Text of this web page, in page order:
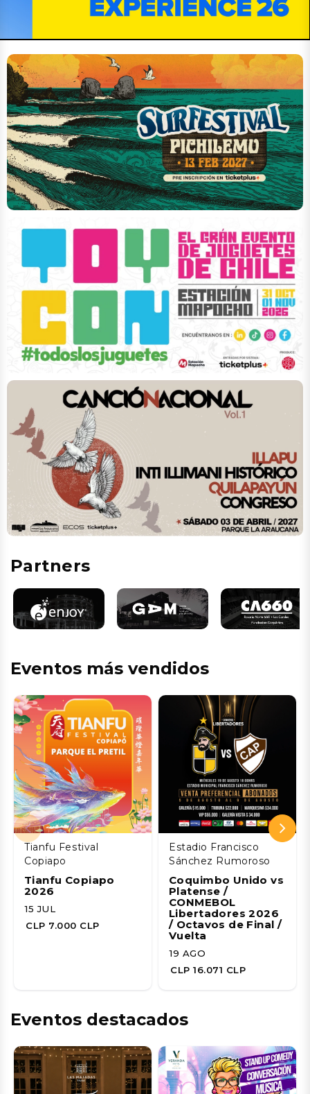
Partners
Eventos más vendidos
Tianfu Festival
Copiapo
Tianfu Copiapo
2026
15 JUL
CLP 7.000 CLP
Estadio Francisco
Sánchez Rumoroso
Coquimbo Unido vs
Platense /
CONMEBOL
Libertadores 2026
/ Octavos de Final /
Vuelta
19 AGO
CLP 16.071 CLP
Eventos destacados